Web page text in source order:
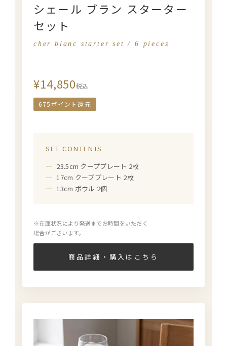
シェール ブラン スターター
セット
cher blanc starter set / 6 pieces
¥14,850税込
675ポイント還元
SET CONTENTS
23.5cm クーププレート 2枚
17cm クーププレート 2枚
13cm ボウル 2個
※在庫状況により発送までお時間をいただく
場合がございます。
商品詳細・購入はこちら